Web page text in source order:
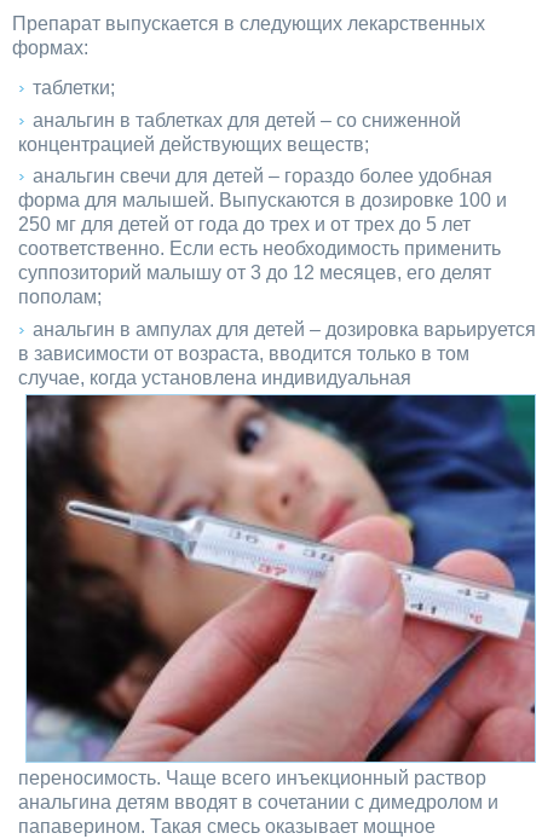
Препарат выпускается в следующих лекарственных
формах:
таблетки;
анальгин в таблетках для детей – со сниженной
концентрацией действующих веществ;
анальгин свечи для детей – гораздо более удобная
форма для малышей. Выпускаются в дозировке 100 и
250 мг для детей от года до трех и от трех до 5 лет
соответственно. Если есть необходимость применить
суппозиторий малышу от 3 до 12 месяцев, его делят
пополам;
анальгин в ампулах для детей – дозировка варьируется
в зависимости от возраста, вводится только в том
случае, когда установлена индивидуальная
переносимость. Чаще всего инъекционный раствор
анальгина детям вводят в сочетании с димедролом и
папаверином. Такая смесь оказывает мощное